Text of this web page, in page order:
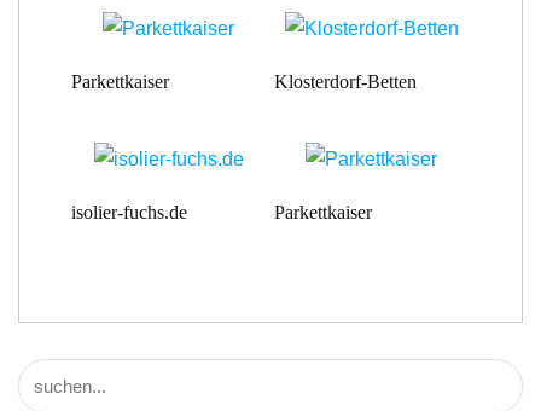
Parkettkaiser Klosterdorf-Betten
isolier-fuchs.de Parkettkaiser